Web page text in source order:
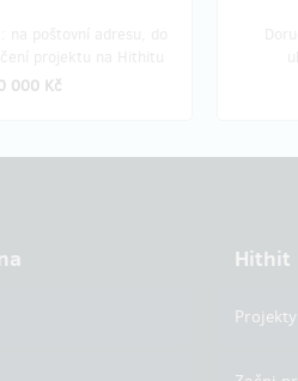
000 Kč
Hithit
Projekty